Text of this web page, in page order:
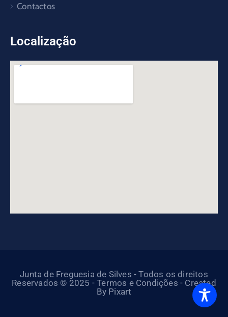
Contactos
Localização
Junta de Freguesia de Silves - Todos os direitos
Reservados © 2025 - Termos e Condições - Created
By Pixart